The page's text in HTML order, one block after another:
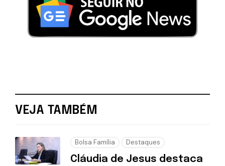
VEJA TAMBÉM
Bolsa Família Destaques
Cláudia de Jesus destaca